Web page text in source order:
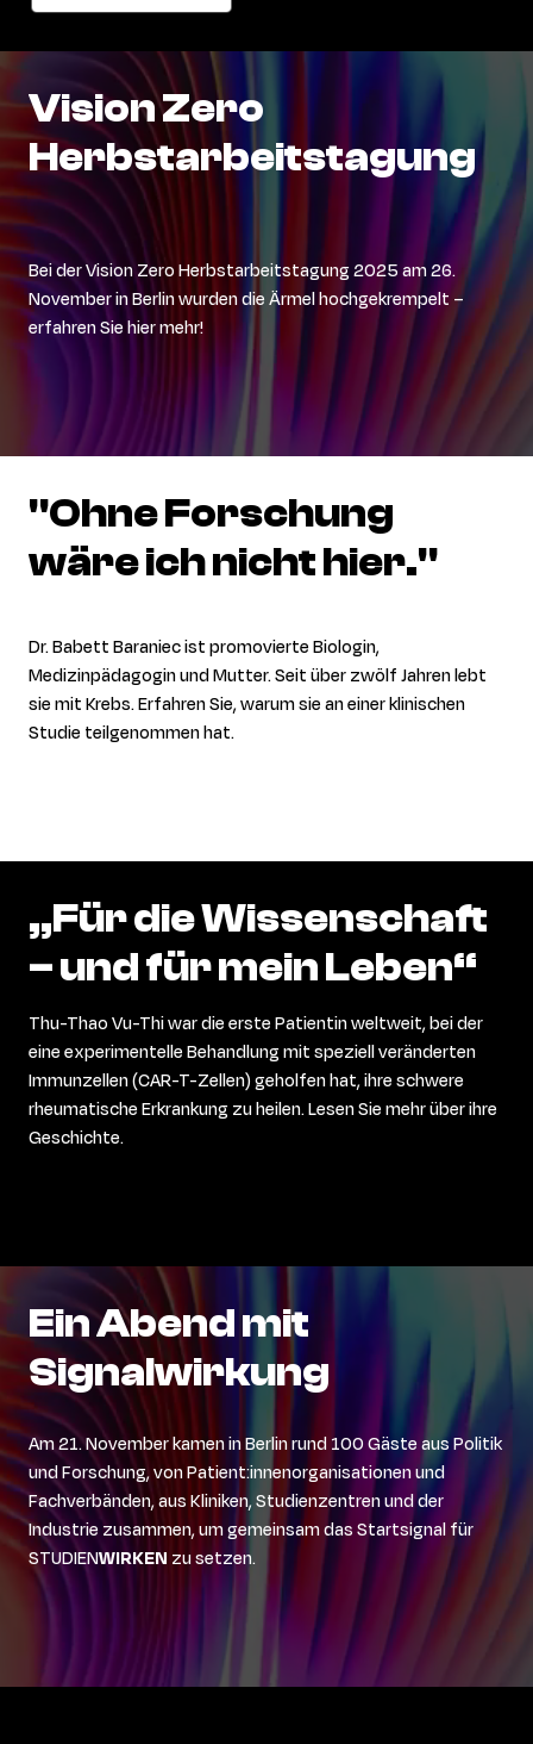
VisionZero
Herbstarbeitstagung
Bei der Vision Zero Herbstarbeitstagung 2025 am 26.
November in Berlin wurden die Ärmel hochgekrempelt –
erfahren Sie hier mehr!
"OhneForschung
wäreichnichthier."
Dr. Babett Baraniec ist promovierte Biologin,
Medizinpädagogin und Mutter. Seit über zwölf Jahren lebt
sie mit Krebs. Erfahren Sie, warum sie an einer klinischen
Studie teilgenommen hat.
„FürdieWissenschaft
–undfürmeinLeben“
Thu-Thao Vu-Thi war die erste Patientin weltweit, bei der
eine experimentelle Behandlung mit speziell veränderten
Immunzellen (CAR-T-Zellen) geholfen hat, ihre schwere
rheumatische Erkrankung zu heilen. Lesen Sie mehr über ihre
Geschichte.
EinAbendmit
Signalwirkung
Am 21. November kamen in Berlin rund 100 Gäste aus Politik
und Forschung, von Patient:innenorganisationen und
Fachverbänden, aus Kliniken, Studienzentren und der
Industrie zusammen, um gemeinsam das Startsignal für
STUDIENWIRKEN zu setzen.